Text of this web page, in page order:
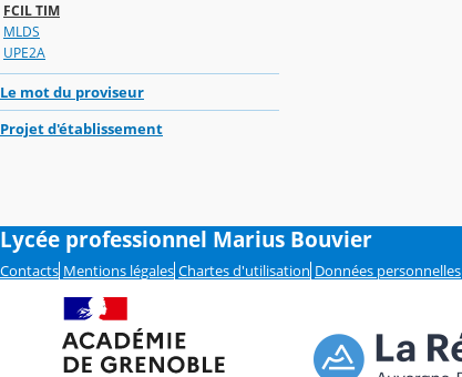
FCIL TIM
MLDS
UPE2A
Le mot du proviseur
Projet d'établissement
Lycée professionnel Marius Bouvier
Contacts Mentions légales Chartes d'utilisation Données personnelles